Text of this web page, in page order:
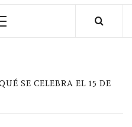
SE CELEBRA EL 15 DE